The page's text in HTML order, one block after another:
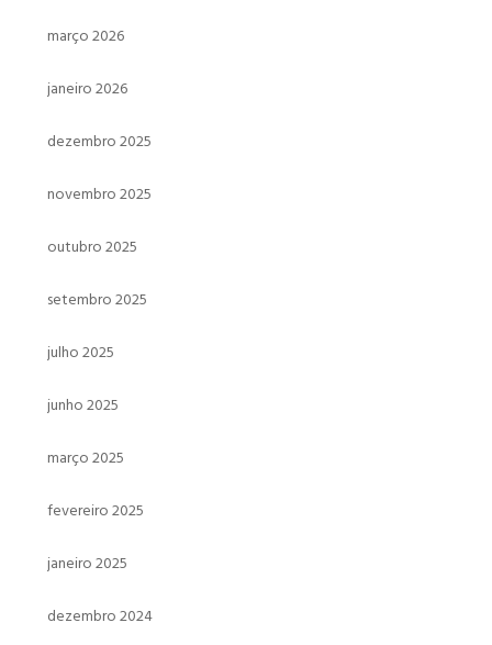
março 2026
janeiro 2026
dezembro 2025
novembro 2025
outubro 2025
setembro 2025
julho 2025
junho 2025
março 2025
fevereiro 2025
janeiro 2025
dezembro 2024